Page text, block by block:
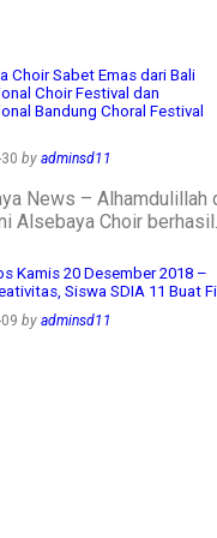
Choir Sabet Emas dari Bali
Choir Festival dan
Bandung Choral Festival
by adminsd11
News – Alhamdulillah
Alsebaya Choir berhasil…
Kamis 20 Desember 2018 –
Siswa SDIA 11 Buat
by adminsd11